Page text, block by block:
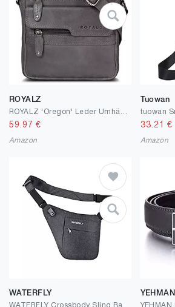
ROYALZ
59.97 €
Amazon
Tuowan
33.21 €
Amazon
WATERFLY
YEHMAN